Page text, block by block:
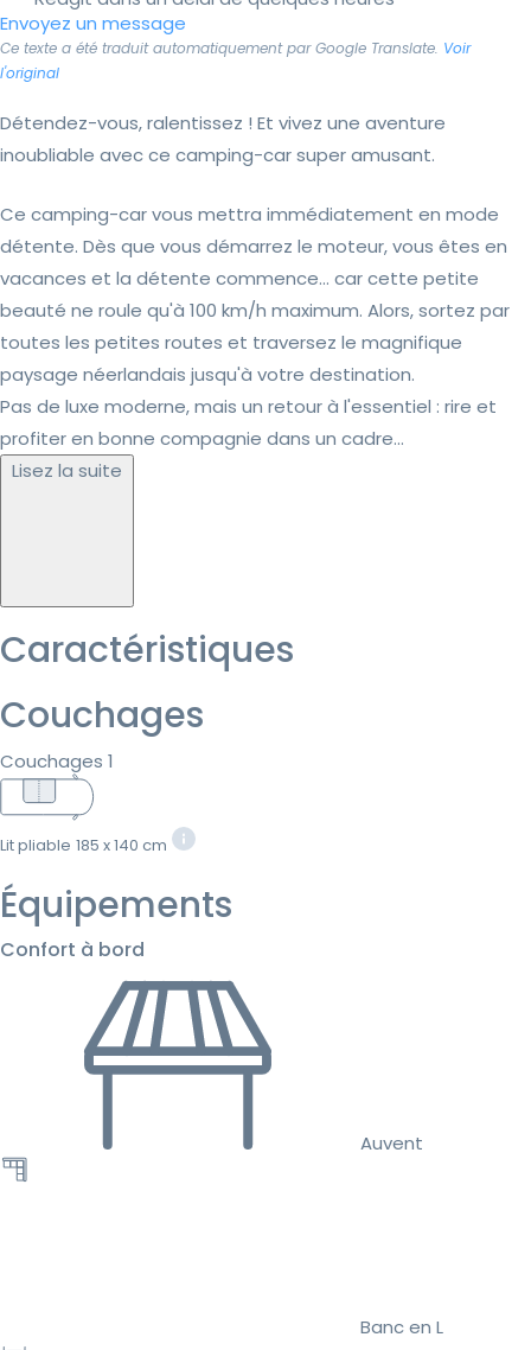
Envoyez un message
Ce texte a été traduit automatiquement par Google Translate. Voir
l'original
Détendez-vous, ralentissez ! Et vivez une aventure
inoubliable avec ce camping-car super amusant.
Ce camping-car vous mettra immédiatement en mode
détente. Dès que vous démarrez le moteur, vous êtes en
vacances et la détente commence... car cette petite
beauté ne roule qu'à 100 km/h maximum. Alors, sortez par
toutes les petites routes et traversez le magnifique
paysage néerlandais jusqu'à votre destination.
Pas de luxe moderne, mais un retour à l'essentiel : rire et
profiter en bonne compagnie dans un cadre...
Lisez la suite
Caractéristiques
Couchages
Couchages 1
Lit pliable 185 x 140 cm
Équipements
Confort à bord
Auvent
Banc en L